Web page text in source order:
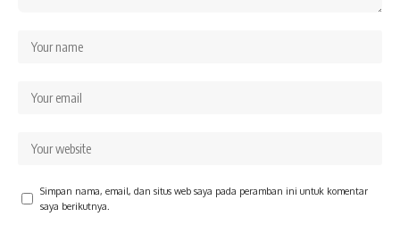
Simpan nama, email, dan situs web saya pada peramban ini untuk komentar
saya berikutnya.